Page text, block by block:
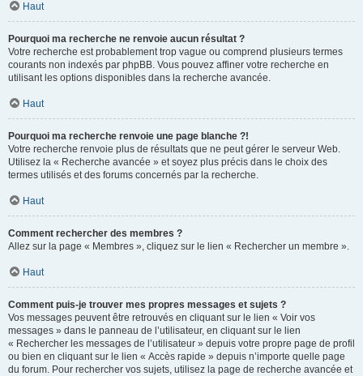
Haut
Pourquoi ma recherche ne renvoie aucun résultat ?
Votre recherche est probablement trop vague ou comprend plusieurs termes
courants non indexés par phpBB. Vous pouvez affiner votre recherche en
utilisant les options disponibles dans la recherche avancée.
Haut
Pourquoi ma recherche renvoie une page blanche ?!
Votre recherche renvoie plus de résultats que ne peut gérer le serveur Web.
Utilisez la « Recherche avancée » et soyez plus précis dans le choix des
termes utilisés et des forums concernés par la recherche.
Haut
Comment rechercher des membres ?
Allez sur la page « Membres », cliquez sur le lien « Rechercher un membre ».
Haut
Comment puis-je trouver mes propres messages et sujets ?
Vos messages peuvent être retrouvés en cliquant sur le lien « Voir vos
messages » dans le panneau de l’utilisateur, en cliquant sur le lien
« Rechercher les messages de l’utilisateur » depuis votre propre page de profil
ou bien en cliquant sur le lien « Accès rapide » depuis n’importe quelle page
du forum. Pour rechercher vos sujets, utilisez la page de recherche avancée et